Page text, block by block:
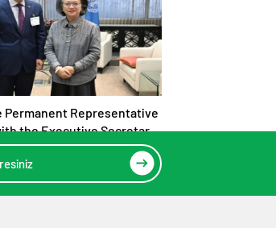
Permanent Representative
the Executive Secretary